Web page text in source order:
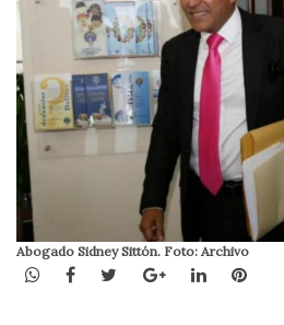
Abogado Sidney Sittón. Foto: Archivo
WhatsApp
Facebook
TwitterGoogle+LinkedIn